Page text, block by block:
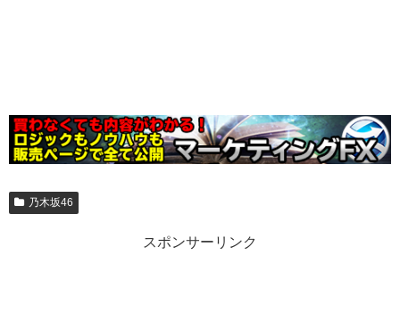
乃木坂46
スポンサーリンク